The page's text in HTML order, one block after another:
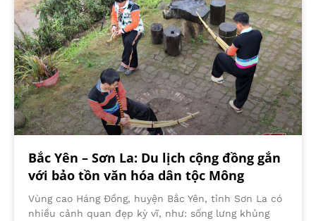
Bắc Yên – Sơn La: Du lịch cộng đồng gắn
với bảo tồn văn hóa dân tộc Mông
Vùng cao Háng Đồng, huyện Bắc Yên, tỉnh Sơn La có
nhiều cảnh quan đẹp kỳ vĩ, như: sống lưng khủng